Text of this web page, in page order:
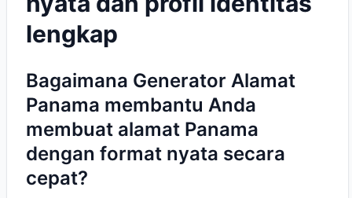
lengkap
Bagaimana Generator Alamat
Panama membantu Anda
membuat alamat Panama
dengan format nyata secara
cepat?